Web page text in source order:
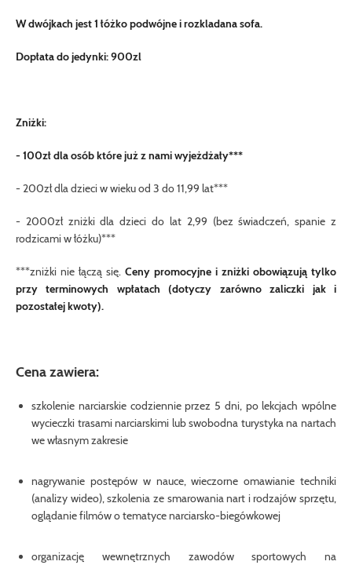
W dwójkach jest 1 łóżko podwójne i rozkladana sofa.
Dopłata do jedynki: 900zl
Zniżki:
- 100zł dla osób które już z nami wyjeżdżały***
- 200zł dla dzieci w wieku od 3 do 11,99 lat***
- 2000zł zniżki dla dzieci do lat 2,99 (bez świadczeń, spanie z
rodzicami w łóżku)***
***zniżki nie łączą się. Ceny promocyjne i zniżki obowiązują tylko
przy terminowych wpłatach (dotyczy zarówno zaliczki jak i
pozostałej kwoty).
Cena zawiera:
szkolenie narciarskie codziennie przez 5 dni, po lekcjach wpólne
wycieczki trasami narciarskimi lub swobodna turystyka na nartach
we własnym zakresie
nagrywanie postępów w nauce, wieczorne omawianie techniki
(analizy wideo), szkolenia ze smarowania nart i rodzajów sprzętu,
oglądanie filmów o tematyce narciarsko-biegówkowej
organizację wewnętrznych zawodów sportowych na